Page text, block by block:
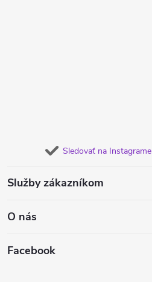
Sledovať na Instagrame
Služby zákazníkom
O nás
Facebook